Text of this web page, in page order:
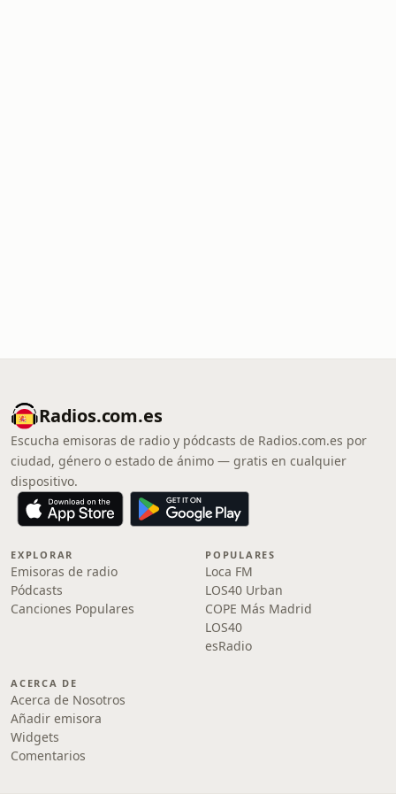
Radios.com.es
Escucha emisoras de radio y pódcasts de Radios.com.es por
ciudad, género o estado de ánimo — gratis en cualquier
dispositivo.
EXPLORAR
Emisoras de radio
Pódcasts
Canciones Populares
POPULARES
Loca FM
LOS40 Urban
COPE Más Madrid
LOS40
esRadio
ACERCA DE
Acerca de Nosotros
Añadir emisora
Widgets
Comentarios